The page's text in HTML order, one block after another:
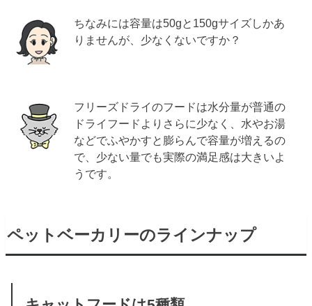
ちなみには容量は50gと150gサイズしかあ
りませんが、少なくないですか？
フリーズドライのフードは水分量が普通の
ドライフードよりさらに少なく、水やお湯
などでふやかすと膨らんで容量が増えるの
で、少ない量でも実際の満足感は大きいよ
うです。
ペットベーカリーのラインナップ